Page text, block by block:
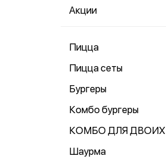
Акции
Пицца
Пицца сеты
Бургеры
Комбо бургеры
КОМБО ДЛЯ ДВОИХ
Шаурма